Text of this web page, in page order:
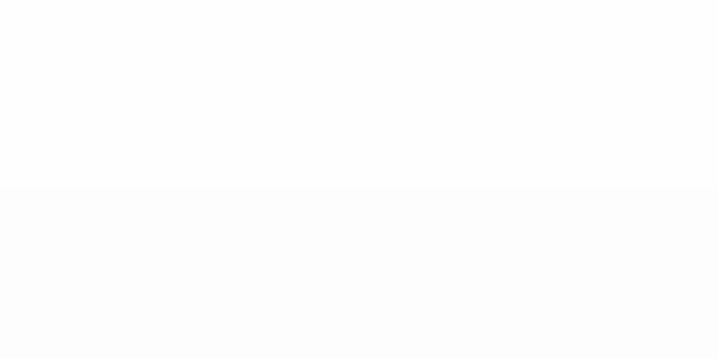
в новый год 2027
время, которое многие из нас ассоциируют с волшебством, надеждами и новыми начинаниями. Отмечать этот
близких – прекрасная традиция, но что, если добавить немного приключений и отправиться в незабываемое
больше людей предпочитают встречать Новый год в санаториях и на базах отдыха Урала. Этот тренд набирает